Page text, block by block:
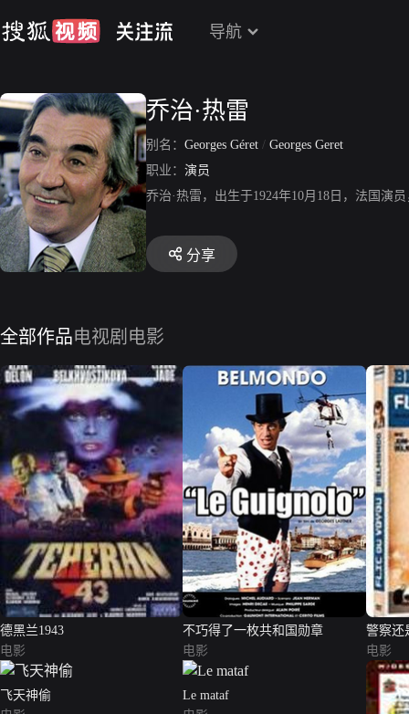
导航
乔治·热雷
别名： Georges Géret / Georges Geret
职业： 演员
乔治·热雷，出生于1924年10月18日，法国演
分享
全部作品电视剧 电影
德黑兰1943
电影
不巧得了一枚共和国勋章
电影
警察还
电影
飞天神偷
Le mataf